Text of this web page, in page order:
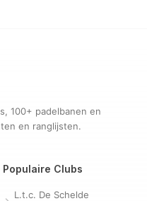
100+ padelbanen en
en ranglijsten.
Populaire Clubs
L.t.c. De Schelde